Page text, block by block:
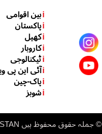
iبین اقوامی
iپاکستان
iکھیل
iکاروبار
iٹیکنالوجی
iآئی این پی
iپاک-چین
iشوبز
©جملہ حقوق محفوظ ہیں inp.net.pk 2022, All Rights